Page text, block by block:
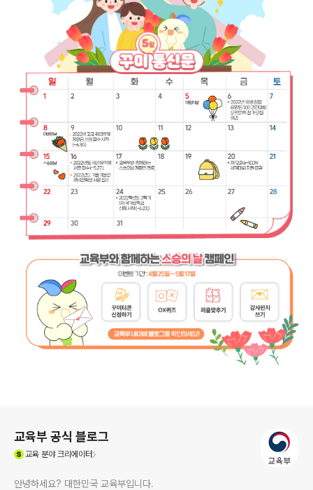
교육부 공식 블로그
교육분야 크리에이터
안녕하세요? 대한민국 교육부입니다.